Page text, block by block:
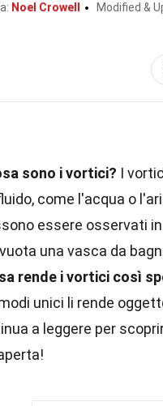
Noel Crowell Modified &
sono i vortici? I
come l'acqua o
essere osservati
una vasca da
rende i vortici così
unici li rende
a leggere per